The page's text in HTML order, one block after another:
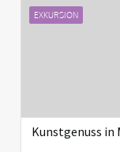
EXKURSION
Kunstgenuss in